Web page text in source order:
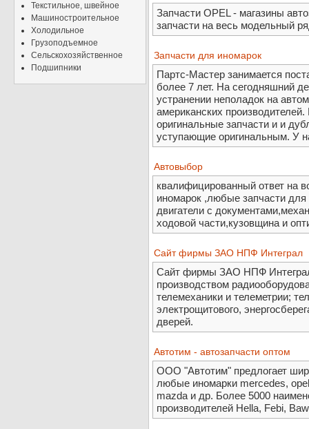
Текстильное, швейное
Машиностроительное
Холодильное
Грузоподъемное
Сельскохозяйственное
Подшипники
Запчасти OPEL - магазины
запчасти на весь модельный
Запчасти для иномарок
Партс-Мастер занимается
более 7 лет. На сегодняшний
устранении неполадок на
американских
оригинальные запчасти и и
уступающие оригинальным. У
Автовыбор
квалифицированный ответ на
иномарок ,любые запчасти
двигатели с
ходовой части,кузовщина и
Сайт фирмы ЗАО НПФ Интеграл
Сайт фирмы ЗАО НПФ
производством
телемеханики и телеметрии;
электрощитового,
дверей.
Автотим - автозапчасти оптом
ООО "Автотим" предлогает
любые иномарки mercedes,
mazda и др. Более 5000
производителей Hella, Febi,